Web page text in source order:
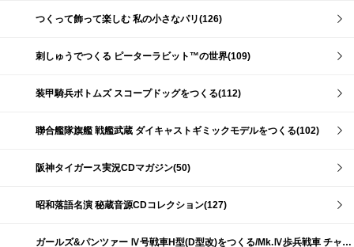
つくって飾って楽しむ 私の小さなパリ(126)
刺しゅうでつくる ピーターラビット™の世界(109)
装甲騎兵ボトムズ スコープドッグをつくる(112)
聯合艦隊旗艦 戦艦武蔵 ダイキャストギミックモデルをつくる(102)
阪神タイガース実況CDマガジン(50)
昭和落語名演 秘蔵音源CDコレクション(127)
ガールズ&パンツァー Ⅳ号戦車H型(D型改)をつくる/Mk.Ⅳ歩兵戦車 チャーチルMk.Ⅶをつくる(191)